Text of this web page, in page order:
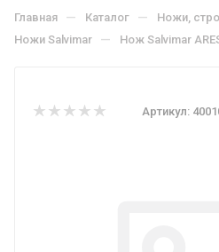
Главная — Каталог — Ножи,
Ножи Salvimar — Нож Salvimar
Артикул: